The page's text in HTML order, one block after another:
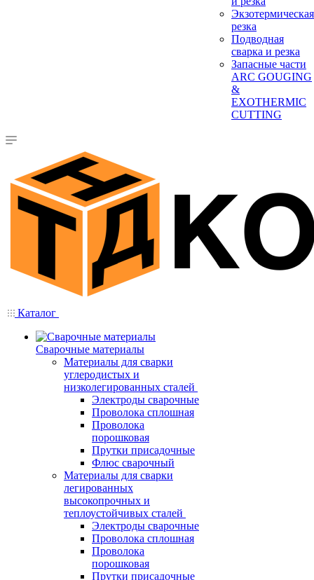
Экзотермическая
резка
Подводная
сварка и резка
Запасные части
ARC GOUGING
&
EXOTHERMIC
CUTTING
Каталог
Сварочные материалы
Материалы для сварки
углеродистых и
низколегированных сталей
Электроды сварочные
Проволока сплошная
Проволока
порошковая
Прутки присадочные
Флюс сварочный
Материалы для сварки
легированных
высокопрочных и
теплоустойчивых сталей
Электроды сварочные
Проволока сплошная
Проволока
порошковая
Прутки присадочные